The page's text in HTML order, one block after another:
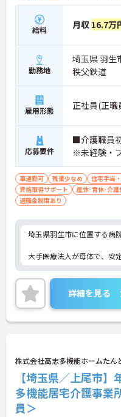
給料 月収 16.7万
勤務地
埼玉県 羽生
秩父鉄道
雇用形態 正社員(正職
応募要件
■介護職員
※未経験・
車通勤可 残業少なめ 住宅手当
資格取得サポート
産休･育休･介
退職金制度あり
埼玉県羽生市に位置する病院
大手医療法人が母体で、安
福利厚生も充実しており、
だけます。
ご興味ある方には、面接対
詳細をお話しいたしますの
詳細を見る
株式会社高志多機能ホームたん
【埼玉県／上尾市
多機能居宅介護事業
員＞